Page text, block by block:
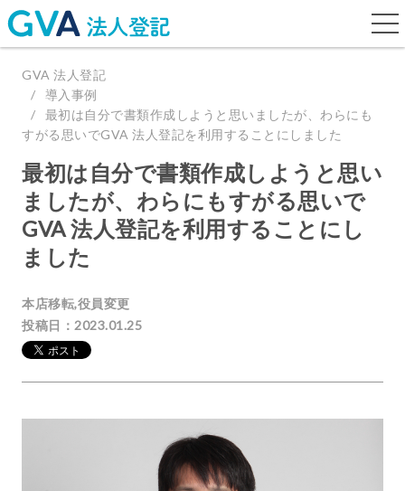
GVA 法人登記
導入事例
最初は自分で書類作成しようと思いましたが、わらにも
すがる思いでGVA 法人登記を利用することにしました
最初は自分で書類作成しようと思い
ましたが、わらにもすがる思いで
GVA 法人登記を利用することにし
ました
本店移転,役員変更
投稿日：2023.01.25